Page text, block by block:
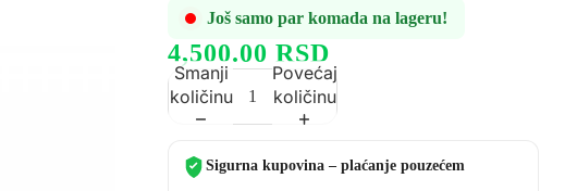
Još samo par komada na lageru!
4,500.00 RSD
Smanji
količinu
Povećaj
količinu
Sigurna kupovina – plaćanje pouzećem